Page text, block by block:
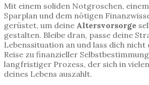
Mit einem soliden Notgroschen,
Sparplan und dem nötigen
gerüstet, um deine Altersvorsorge
gestalten. Bleibe dran, passe deine
Lebenssituation an und lass dich
Reise zu finanzieller
langfristiger Prozess, der sich in
deines Lebens auszahlt.